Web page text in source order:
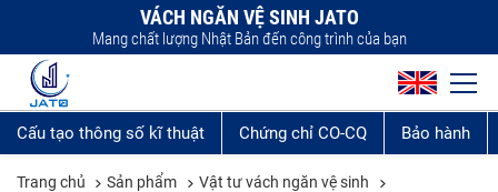
VÁCH NGĂN VỆ SINH JATO
Mang chất lượng Nhật Bản đến công trình của bạn
Cấu tạo thông số kĩ thuật Chứng chỉ CO-CQ Bảo hành
Trang chủ Sản phẩm
Vật tư vách ngăn vệ sinh